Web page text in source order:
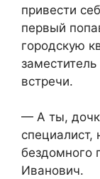
привести
первый
городскую
встречи.
— А ты,
специалист,
бездомного
Иванович.